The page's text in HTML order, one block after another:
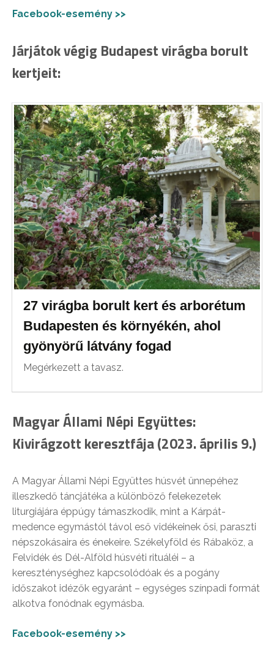
Facebook-esemény >>
Járjátok végig Budapest virágba borult
kertjeit:
27 virágba borult kert és arborétum
Budapesten és környékén, ahol
gyönyörű látvány fogad
Megérkezett a tavasz.
Magyar Állami Népi Együttes:
Kivirágzott keresztfája (2023. április 9.)
A Magyar Állami Népi Együttes húsvét ünnepéhez
illeszkedő táncjátéka a különböző felekezetek
liturgiájára éppúgy támaszkodik, mint a Kárpát-
medence egymástól távol eső vidékeinek ősi, paraszti
népszokásaira és énekeire. Székelyföld és Rábaköz, a
Felvidék és Dél-Alföld húsvéti rituáléi – a
kereszténységhez kapcsolódóak és a pogány
időszakot idézők egyaránt – egységes színpadi formát
alkotva fonódnak egymásba.
Facebook-esemény >>